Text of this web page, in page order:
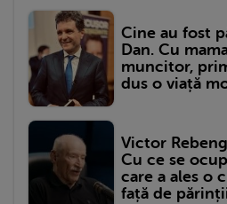
Cine au fost
Dan. Cu
muncitor,
dus o viață
Victor
Cu ce se
care a ales o
față de